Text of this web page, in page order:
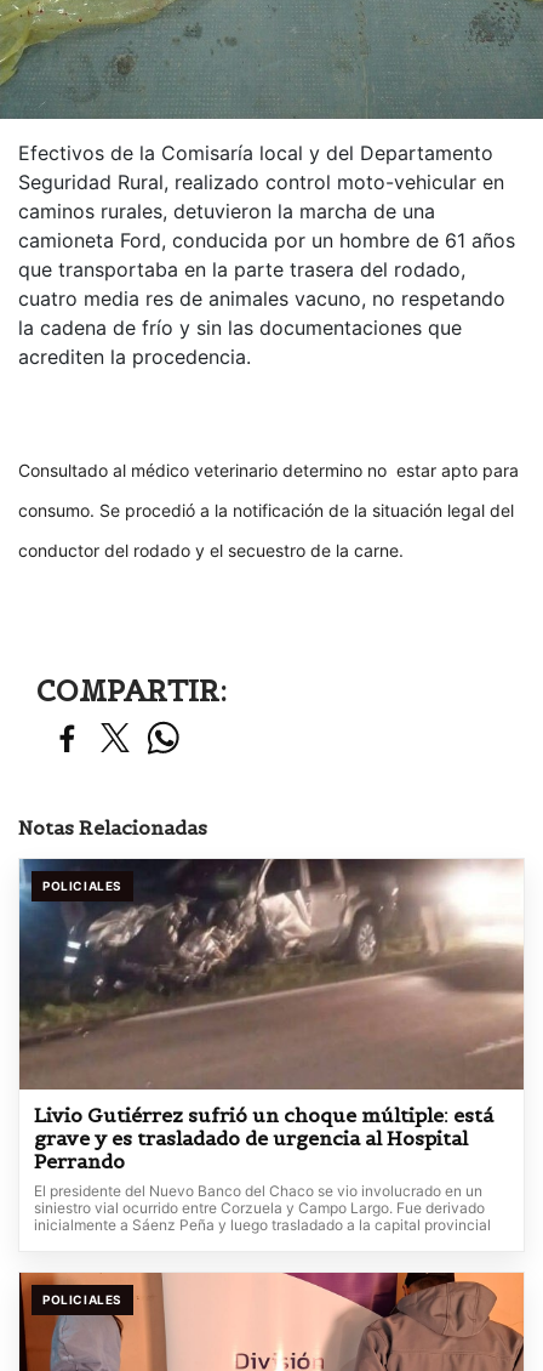
Efectivos de la Comisaría local y del Departamento
Seguridad Rural, realizado control moto-vehicular en
caminos rurales, detuvieron la marcha de una
camioneta Ford, conducida por un hombre de 61 años
que transportaba en la parte trasera del rodado,
cuatro media res de animales vacuno, no respetando
la cadena de frío y sin las documentaciones que
acrediten la procedencia.
Consultado al médico veterinario determino no estar apto para
consumo. Se procedió a la notificación de la situación legal del
conductor del rodado y el secuestro de la carne.
COMPARTIR:
Notas Relacionadas
POLICIALES
Livio Gutiérrez sufrió un choque múltiple: está
grave y es trasladado de urgencia al Hospital
Perrando
El presidente del Nuevo Banco del Chaco se vio involucrado en un
siniestro vial ocurrido entre Corzuela y Campo Largo. Fue derivado
inicialmente a Sáenz Peña y luego trasladado a la capital provincial
POLICIALES